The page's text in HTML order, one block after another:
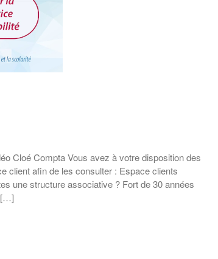
Cloé Compta Vous avez à votre disposition des
client afin de les consulter : Espace clients
une structure associative ? Fort de 30 années
[…]